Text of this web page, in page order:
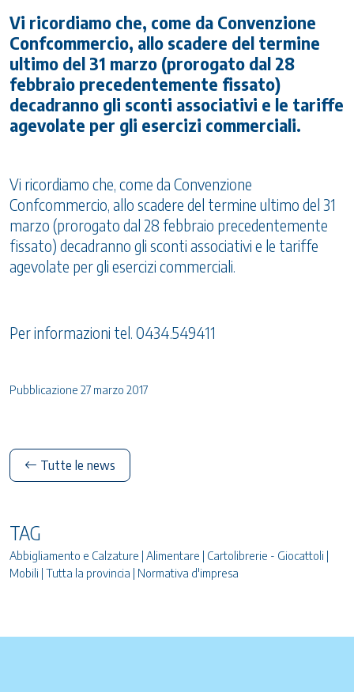
Vi ricordiamo che, come da Convenzione
Confcommercio, allo scadere del termine
ultimo del 31 marzo (prorogato dal 28
febbraio precedentemente fissato)
decadranno gli sconti associativi e le tariffe
agevolate per gli esercizi commerciali.
Vi ricordiamo che, come da Convenzione
Confcommercio, allo scadere del termine ultimo del 31
marzo (prorogato dal 28 febbraio precedentemente
fissato) decadranno gli sconti associativi e le tariffe
agevolate per gli esercizi commerciali.
Per informazioni tel. 0434.549411
Pubblicazione 27 marzo 2017
Tutte le news
TAG
Abbigliamento e Calzature | Alimentare | Cartolibrerie - Giocattoli |
Mobili | Tutta la provincia | Normativa d'impresa